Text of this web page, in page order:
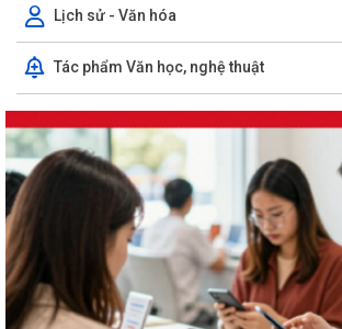
Lịch sử - Văn hóa
Tác phẩm Văn học, nghệ thuật